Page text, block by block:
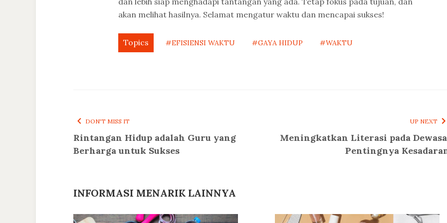
akan melihat hasilnya. Selamat mengatur waktu dan mencapai sukses!
Topics #EFISIENSI WAKTU #GAYA HIDUP #WAKTU
DON'T MISS IT
Rintangan Hidup adalah Guru yang
Berharga untuk Sukses
UP NEXT
Meningkatkan Literasi pada
Pentingnya
INFORMASI MENARIK LAINNYA